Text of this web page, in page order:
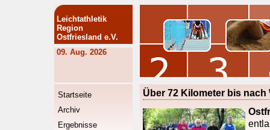
Leichtathletik
Region
Ostfriesland e.V.
09. Aug. 2026
Startseite
Archiv
Ergebnisse
Über 72 Kilometer bis nach